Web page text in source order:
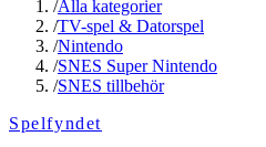
/Alla kategorier
/TV-spel & Datorspel
/Nintendo
/SNES Super Nintendo
/SNES tillbehör
Spelfyndet